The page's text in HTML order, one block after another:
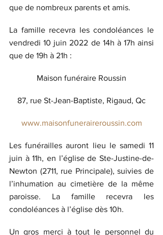
que de nombreux parents et amis.
La famille recevra les condoléances le
vendredi 10 juin 2022 de 14h à 17h ainsi
que de 19h à 21h :
Maison funéraire Roussin
87, rue St-Jean-Baptiste, Rigaud, Qc
www.maisonfuneraireroussin.com
Les funérailles auront lieu le samedi 11
juin à 11h, en l’église de Ste-Justine-de-
Newton (2711, rue Principale), suivies de
l’inhumation au cimetière de la même
paroisse. La famille recevra les
condoléances à l’église dès 10h.
Un gros merci à tout le personnel du